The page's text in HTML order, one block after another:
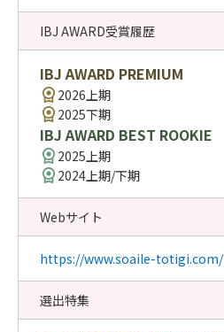
IBJ AWARD受賞履歴
IBJ AWARD PREMIUM
2026上期
2025下期
IBJ AWARD BEST ROOKIE
2025上期
2024上期/下期
Webサイト
https://www.soaile-totigi.com/
選出特集